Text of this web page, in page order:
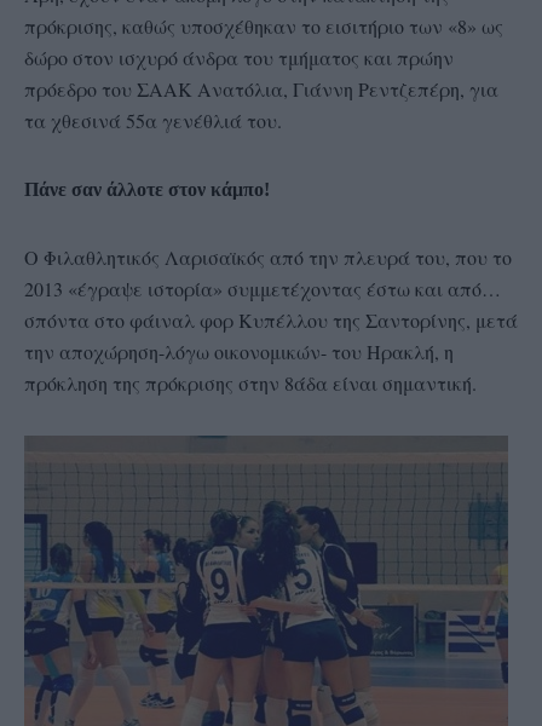
πρόκρισης, καθώς υποσχέθηκαν το εισιτήριο των «8» ως
δώρο στον ισχυρό άνδρα του τμήματος και πρώην
πρόεδρο του ΣΑΑΚ Ανατόλια, Γιάννη Ρεντζεπέρη, για
τα χθεσινά 55α γενέθλιά του.
Πάνε σαν άλλοτε στον κάμπο!
Ο Φιλαθλητικός Λαρισαϊκός από την πλευρά του, που το
2013 «έγραψε ιστορία» συμμετέχοντας έστω και από…
σπόντα στο φάιναλ φορ Κυπέλλου της Σαντορίνης, μετά
την αποχώρηση-λόγω οικονομικών- του Ηρακλή, η
πρόκληση της πρόκρισης στην 8άδα είναι σημαντική.